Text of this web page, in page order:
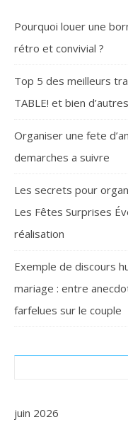
Pourquoi louer une
rétro et convivial ?
Top 5 des meilleurs
TABLE! et bien
Organiser une fete
demarches a suivre
Les secrets pour
Les Fêtes Surprises
réalisation
Exemple de discours
mariage : entre
farfelues sur le couple
juin 2026